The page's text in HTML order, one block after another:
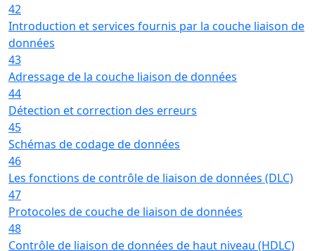
42
Introduction et services fournis par la couche liaison de
données
43
Adressage de la couche liaison de données
44
Détection et correction des erreurs
45
Schémas de codage de données
46
Les fonctions de contrôle de liaison de données (DLC)
47
Protocoles de couche de liaison de données
48
Contrôle de liaison de données de haut niveau (HDLC)